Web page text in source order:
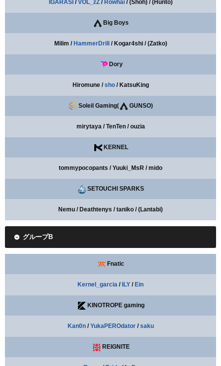
IGARASI / VOL_zZ/ Rowhai/ (Shoh) / (Hunto)
Big Boys
Milim / HammerDrill / Kogar4shi / (Zatko)
Dory
Hiromune /sho/ KatsuKing
Soleil Gaming( GUNSO)
mirytaya / TenTen / ouzia
KERNEL
tommypocopants / Yuuki_MsR / mido
SETOUCHI SPARKS
Nemu / Deathtenys / taniko / (Lantabi)
グループB
Fnatic
Kernel_garcia / ILY / Ein
KINOTROPE gaming
Kan0n/ YukaPEROdator/ saku
REIGNITE